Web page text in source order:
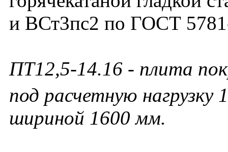
и ВСт3пс2 по ГОСТ
ПТ12,5-14.16 - плита
под расчетную нагрузку
шириной 1600 мм.